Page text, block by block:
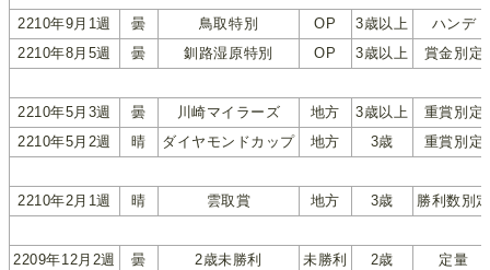
2210年9月1週 曇 鳥取特別 OP 3歳以上
ハンデ
2210年8月5週
曇 釧路湿原特別 OP 3歳以上 賞金別定
2210年5月3週 曇 川崎マイラーズ 地方 3歳以上
重賞別定
2210年5月2週
晴 ダイヤモンドカップ 地方 3歳 重賞別定
2210年2月1週 晴 雲取賞 地方 3歳 勝利数別定
2209年12月2週 曇 2歳未勝利 未勝利 2歳
定量